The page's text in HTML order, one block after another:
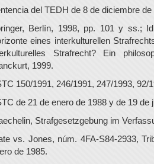
del TEDH de 8 de diciembre de
Berlín, 1998, pp. 101 y ss.;
eines interkulturellen
Strafrecht? Ein
1999.
150/1991, 246/1991, 247/1993, 92/
de 21 de enero de 1988 y de 19 de
Strafgesetzgebung im
vs. Jones, núm. 4FA-S84-2933,
de 1985.